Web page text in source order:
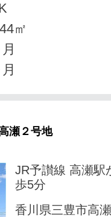
㎡
瀬２号地
JR予讃線 高瀬駅
歩5分
香川県三豊市高